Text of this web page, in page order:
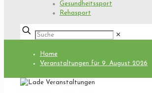
Gesundheitssport
Rehasport
✕
Home
Veranstaltungen für 9. August 2026